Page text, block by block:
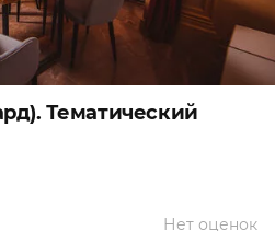
Тематический
Нет оценок